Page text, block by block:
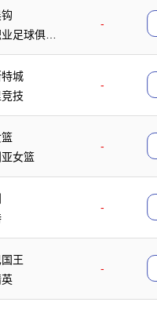
-
足球俱乐
城
-
技
-
女篮
-
王
-